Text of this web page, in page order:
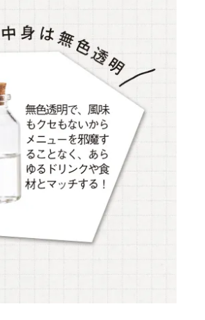
Single「夏いぞん」リリース記念
曾祖父のバレエスクールからアメ
リカへ……オールラウンダーを目
指すダンサーは踊ることが好きす
ぎる【王子様の推しドコロ】
vol.29 三宅啄未さん
2026.03.30
【JJ創刊50周年／歴代専属モデ
ル】藤原紀香が50周年キービジュ
アル撮影に登場！「学生時代に憧
れていたモデルさんの世界に飛び
込めたのも、このJJがきっかけで
した」
2026.01.14
LIFE STYLE